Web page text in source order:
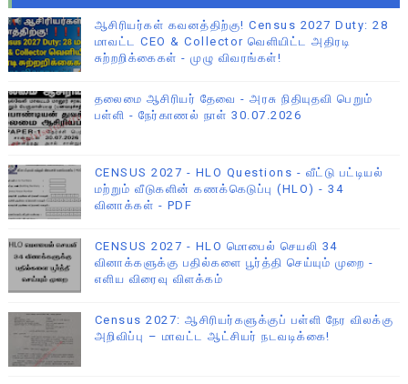
ஆசிரியர்கள் கவனத்திற்கு! Census 2027 Duty: 28
மாவட்ட CEO & Collector வெளியிட்ட அதிரடி
சுற்றறிக்கைகள் - முழு விவரங்கள்!
தலைமை ஆசிரியர் தேவை - அரசு நிதியுதவி பெறும்
பள்ளி - நேர்காணல் நாள் 30.07.2026
CENSUS 2027 - HLO Questions - வீட்டு பட்டியல்
மற்றும் வீடுகளின் கணக்கெடுப்பு (HLO) - 34
வினாக்கள் - PDF
CENSUS 2027 - HLO மொபைல் செயலி 34
வினாக்களுக்கு பதில்களை பூர்த்தி செய்யும் முறை -
எளிய விரைவு விளக்கம்
Census 2027: ஆசிரியர்களுக்குப் பள்ளி நேர விலக்கு
அறிவிப்பு – மாவட்ட ஆட்சியர் நடவடிக்கை!